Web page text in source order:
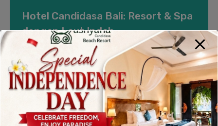
Hotel Candidasa Bali: Resort & Spa
dengan Laut Indah
adminPosted in Blog June 12, 2025
Hotel Candidasa Bali: Resort & Spa dengan Laut
Indah Hotel Candidasa Bali: Resort & Spa dengan
Laut IndahLiburan di Bali Timur akan menjadi